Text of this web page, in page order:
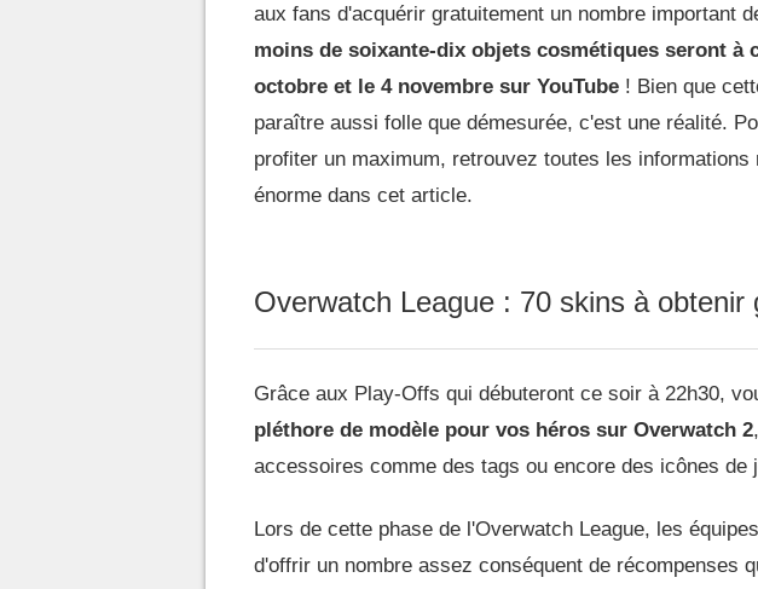
aux fans d'acquérir gratuitement un nombre important
moins de soixante-dix objets cosmétiques seront à
octobre et le 4 novembre sur YouTube ! Bien que
paraître aussi folle que démesurée, c'est une réalité.
profiter un maximum, retrouvez toutes les informations
énorme dans cet article.
Overwatch League : 70 skins à obtenir
Grâce aux Play-Offs qui débuteront ce soir à 22h30,
pléthore de modèle pour vos héros sur Overwatch 2
accessoires comme des tags ou encore des icônes de
Lors de cette phase de l'Overwatch League, les
d'offrir un nombre assez conséquent de récompenses